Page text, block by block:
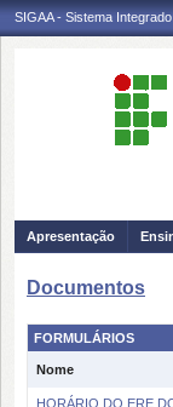
SIGAA - Sistema
Apresentação
Documentos
FORMULÁRIOS
Nome
HORÁRIO DO ERE